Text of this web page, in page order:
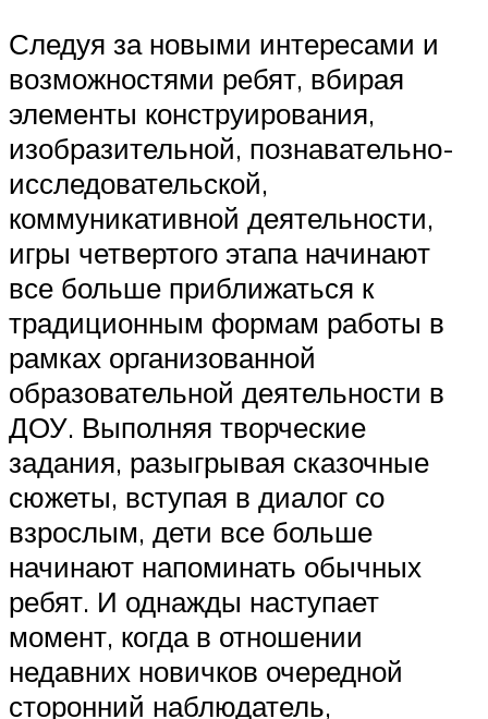
Следуя за новыми интересами и
возможностями ребят, вбирая
элементы конструирования,
изобразительной, познавательно-
исследовательской,
коммуникативной деятельности,
игры четвертого этапа начинают
все больше приближаться к
традиционным формам работы в
рамках организованной
образовательной деятельности в
ДОУ. Выполняя творческие
задания, разыгрывая сказочные
сюжеты, вступая в диалог со
взрослым, дети все больше
начинают напоминать обычных
ребят. И однажды наступает
момент, когда в отношении
недавних новичков очередной
сторонний наблюдатель,